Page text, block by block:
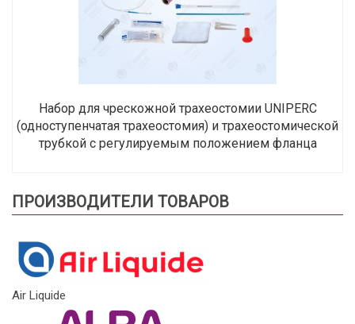
Набор для чрескожной трахеостомии UNIPERC
(одноступенчатая трахеостомия) и трахеостомической
трубкой с регулируемым положением фланца
ПРОИЗВОДИТЕЛИ ТОВАРОВ
Air Liquide